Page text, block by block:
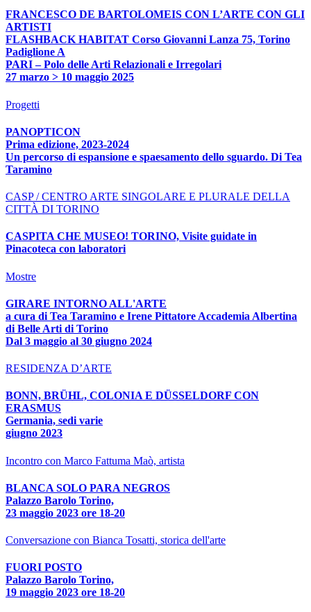
FRANCESCO DE BARTOLOMEIS CON L’ARTE CON GLI
ARTISTI
FLASHBACK HABITAT Corso Giovanni Lanza 75, Torino
Padiglione A
PARI – Polo delle Arti Relazionali e Irregolari
27 marzo > 10 maggio 2025
Progetti
PANOPTICON
Prima edizione, 2023-2024
Un percorso di espansione e spaesamento dello sguardo. Di Tea
Taramino
CASP / CENTRO ARTE SINGOLARE E PLURALE DELLA
CITTÀ DI TORINO
CASPITA CHE MUSEO! TORINO, Visite guidate in
Pinacoteca con laboratori
Mostre
GIRARE INTORNO ALL'ARTE
a cura di Tea Taramino e Irene Pittatore Accademia Albertina
di Belle Arti di Torino
Dal 3 maggio al 30 giugno 2024
RESIDENZA D’ARTE
BONN, BRÜHL, COLONIA E DÜSSELDORF CON
ERASMUS
Germania, sedi varie
giugno 2023
Incontro con Marco Fattuma Maò, artista
BLANCA SOLO PARA NEGROS
Palazzo Barolo Torino,
23 maggio 2023 ore 18-20
Conversazione con Bianca Tosatti, storica dell'arte
FUORI POSTO
Palazzo Barolo Torino,
19 maggio 2023 ore 18-20